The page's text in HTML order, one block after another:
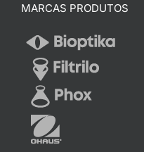
MARCAS PRODUTOS